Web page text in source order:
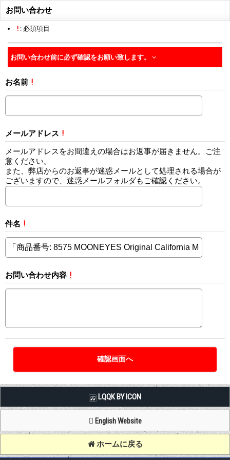
お問い合わせ
! : 必須項目
お問い合わせ前に必ず確認をお願い致します。
お名前 !
メールアドレス !
メールアドレスをお間違えの場合はお返事が届きません。ご注
意ください。
また、弊店からのお返事が迷惑メールとして処理される場合が
ございますので、迷惑メールフォルダもご確認ください。
件名 !
お問い合わせ内容 !
LQQK BY ICON
English Website
ホームに戻る